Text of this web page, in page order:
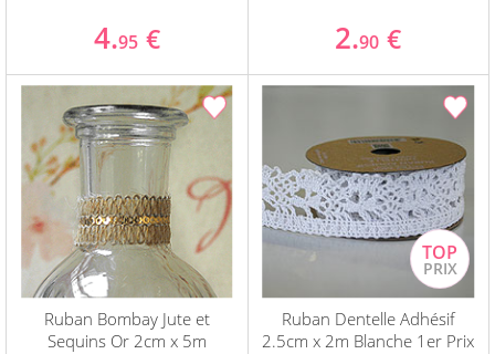
4.95 € 2.90 €
Ruban Bombay Jute et
Sequins Or 2cm x 5m
Ruban Dentelle Adhésif
2.5cm x 2m Blanche 1er Prix